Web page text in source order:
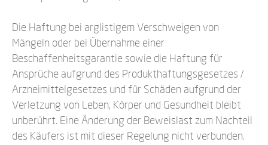
Die Haftung bei arglistigem Verschweigen von
Mängeln oder bei Übernahme einer
Beschaffenheitsgarantie sowie die Haftung für
Ansprüche aufgrund des Produkthaftungsgesetzes /
Arzneimittelgesetzes und für Schäden aufgrund der
Verletzung von Leben, Körper und Gesundheit bleibt
unberührt. Eine Änderung der Beweislast zum Nachteil
des Käufers ist mit dieser Regelung nicht verbunden.